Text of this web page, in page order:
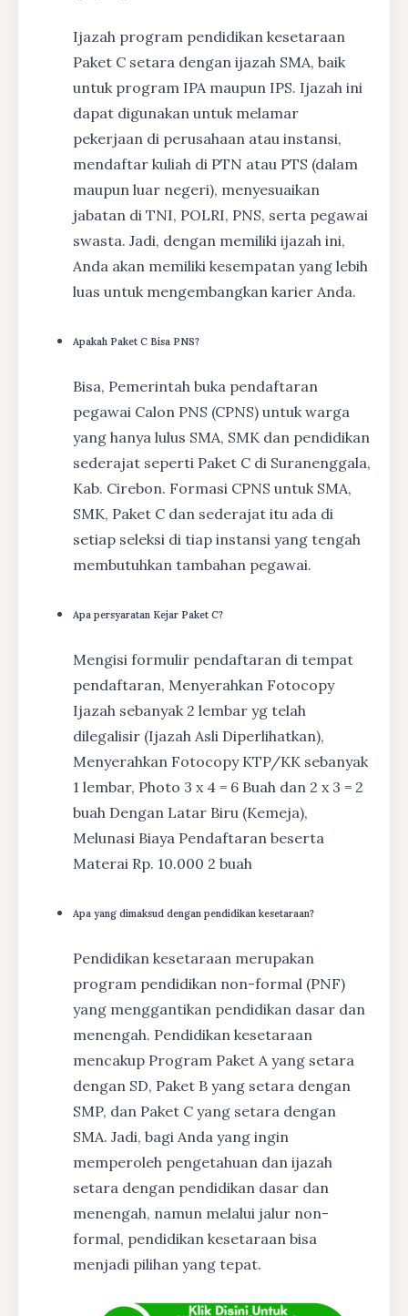
Ijazah program pendidikan kesetaraan
Paket C setara dengan ijazah SMA, baik
untuk program IPA maupun IPS. Ijazah ini
dapat digunakan untuk melamar
pekerjaan di perusahaan atau instansi,
mendaftar kuliah di PTN atau PTS (dalam
maupun luar negeri), menyesuaikan
jabatan di TNI, POLRI, PNS, serta pegawai
swasta. Jadi, dengan memiliki ijazah ini,
Anda akan memiliki kesempatan yang lebih
luas untuk mengembangkan karier Anda.
Apakah Paket C Bisa PNS?
Bisa, Pemerintah buka pendaftaran
pegawai Calon PNS (CPNS) untuk warga
yang hanya lulus SMA, SMK dan pendidikan
sederajat seperti Paket C di Suranenggala,
Kab. Cirebon. Formasi CPNS untuk SMA,
SMK, Paket C dan sederajat itu ada di
setiap seleksi di tiap instansi yang tengah
membutuhkan tambahan pegawai.
Apa persyaratan Kejar Paket C?
Mengisi formulir pendaftaran di tempat
pendaftaran, Menyerahkan Fotocopy
Ijazah sebanyak 2 lembar yg telah
dilegalisir (Ijazah Asli Diperlihatkan),
Menyerahkan Fotocopy KTP/KK sebanyak
1 lembar, Photo 3 x 4 = 6 Buah dan 2 x 3 = 2
buah Dengan Latar Biru (Kemeja),
Melunasi Biaya Pendaftaran beserta
Materai Rp. 10.000 2 buah
Apa yang dimaksud dengan pendidikan kesetaraan?
Pendidikan kesetaraan merupakan
program pendidikan non-formal (PNF)
yang menggantikan pendidikan dasar dan
menengah. Pendidikan kesetaraan
mencakup Program Paket A yang setara
dengan SD, Paket B yang setara dengan
SMP, dan Paket C yang setara dengan
SMA. Jadi, bagi Anda yang ingin
memperoleh pengetahuan dan ijazah
setara dengan pendidikan dasar dan
menengah, namun melalui jalur non-
formal, pendidikan kesetaraan bisa
menjadi pilihan yang tepat.